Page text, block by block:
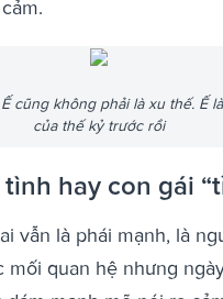
cũng không phải là xu thế. Ế
của thế kỷ trước rồi
hay con gái
vẫn là phái mạnh, là
mối quan hệ nhưng